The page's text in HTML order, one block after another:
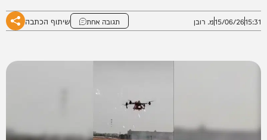
15:31
15/06/26מ. רובן תגובה אחת שיתוף הכתבה